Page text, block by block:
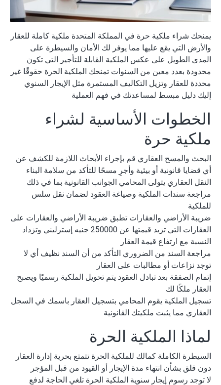
يمنحك شراء ملكية حرة في المملكة المتحدة ملكية كاملة للعقار
والأرض التي يقع عليها مما يوفر لك الأمان والسيطرة على
المدى الطويل على عكس الملكية القابلة للتأجير التي تكون
محدودة بعدد معين من السنوات تمنحك الملكية الحرة حقوقًا غير
محددة للعقار وتزيل التكاليف المستمرة مثل الإيجار السنوي
إليك دليل مبسط لمساعدتك في فهم العملية
الخطوات الأساسية لشراء
ملكية حرة
البحث والمسح العقاري قم بإجراء الأبحاث اللازمة للكشف عن
أي قضايا قانونية أو بيئية وأجرِ مسحًا للتأكد من سلامة البناء
النقل العقاري يتولى المحامي الجوانب القانونية بما في ذلك
مراجعة سندات الملكية وصياغة العقود لضمان نقل سلس
للملكية
ضريبة الأراضي والعقارات تطبق ضريبة الأراضي والعقارات على
العقارات التي تزيد قيمتها عن 250000 جنيه إسترليني وتزداد
النسبة مع ارتفاع قيمة العقار
مراجعة السند من الضروري التأكد من أن السند نظيف أي لا
توجد نزاعات أو مطالبات على العقار
إتمام الصفقة بعد تبادل العقود يتم تحويل الملكية رسميًا ويصبح
العقار ملكًا لك
تسجيل الملكية يقوم المحامي بتسجيل العقار باسمك في السجل
العقاري مما يثبت ملكيتك القانونية
لماذا الملكية الحرة
السيطرة الكاملة كمالك للملكية الحرة تتمتع بحرية إدارة العقار
دون قلق بشأن انتهاء مدة الإيجار أو القيود من قبل المؤجر
لا توجد رسوم إيجار سنوية الملكية الحرة تلغي الحاجة لدفع